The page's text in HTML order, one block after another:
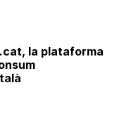
la plataforma